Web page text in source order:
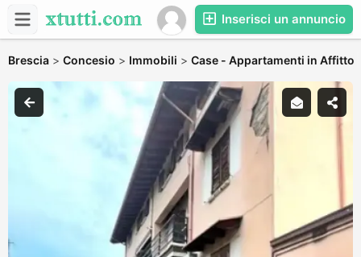
Inserisci un annuncio
Brescia > Concesio > Immobili > Case - Appartamenti in Affitto